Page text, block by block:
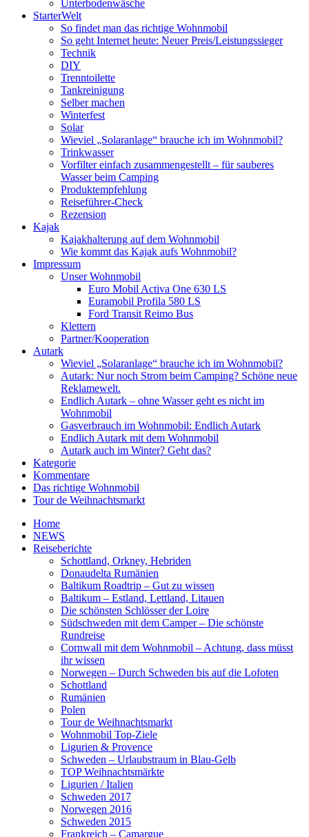
Unterbodenwäsche
StarterWelt
So findet man das richtige Wohnmobil
So geht Internet heute: Neuer Preis/Leistungssieger
Technik
DIY
Trenntoilette
Tankreinigung
Selber machen
Winterfest
Solar
Wieviel „Solaranlage“ brauche ich im Wohnmobil?
Trinkwasser
Vorfilter einfach zusammengestellt – für sauberes
Wasser beim Camping
Produktempfehlung
Reiseführer-Check
Rezension
Kajak
Kajakhalterung auf dem Wohnmobil
Wie kommt das Kajak aufs Wohnmobil?
Impressum
Unser Wohnmobil
Euro Mobil Activa One 630 LS
Euramobil Profila 580 LS
Ford Transit Reimo Bus
Klettern
Partner/Kooperation
Autark
Wieviel „Solaranlage“ brauche ich im Wohnmobil?
Autark: Nur noch Strom beim Camping? Schöne neue
Reklamewelt.
Endlich Autark – ohne Wasser geht es nicht im
Wohnmobil
Gasverbrauch im Wohnmobil: Endlich Autark
Endlich Autark mit dem Wohnmobil
Autark auch im Winter? Geht das?
Kategorie
Kommentare
Das richtige Wohnmobil
Tour de Weihnachtsmarkt
Home
NEWS
Reiseberichte
Schottland, Orkney, Hebriden
Donaudelta Rumänien
Baltikum Roadtrip – Gut zu wissen
Baltikum – Estland, Lettland, Litauen
Die schönsten Schlösser der Loire
Südschweden mit dem Camper – Die schönste
Rundreise
Cornwall mit dem Wohnmobil – Achtung, dass müsst
ihr wissen
Norwegen – Durch Schweden bis auf die Lofoten
Schottland
Rumänien
Polen
Tour de Weihnachtsmarkt
Wohnmobil Top-Ziele
Ligurien & Provence
Schweden – Urlaubstraum in Blau-Gelb
TOP Weihnachtsmärkte
Ligurien / Italien
Schweden 2017
Norwegen 2016
Schweden 2015
Frankreich – Camargue